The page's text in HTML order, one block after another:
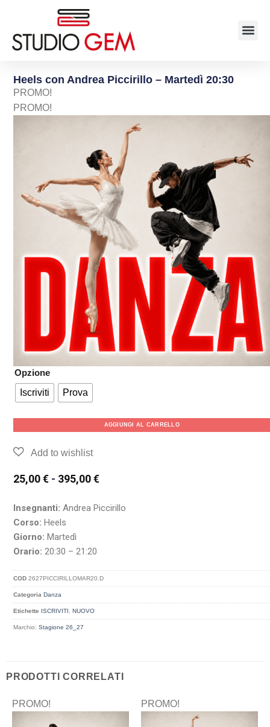
Heels con Andrea Piccirillo – Martedì 20:30
PROMO!
PROMO!
Opzione
Iscriviti
Prova
AGGIUNGI AL CARRELLO
25,00€ - 395,00€
Insegnanti: Andrea Piccirillo
Corso: Heels
Giorno: Martedì
Orario: 20:30 – 21:20
COD2627PICCIRILLOMAR20.D
Categoria Danza
Etichette ISCRIVITI , NUOVO
Marchio:Stagione 26_27
PRODOTTI CORRELATI
PROMO! PROMO!